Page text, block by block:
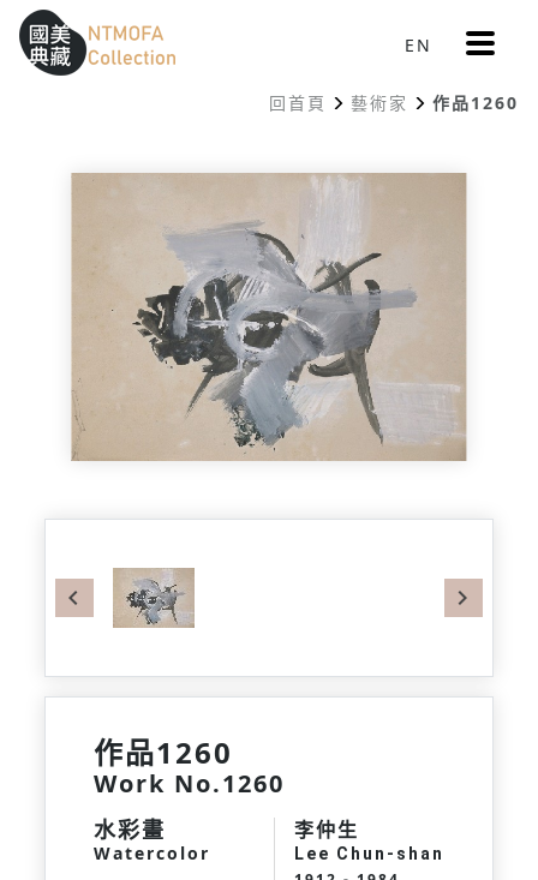
跳到中間主要內容區
網站導覽
::: EN 更
多
單
回首頁 藝術家 作品1260
Previous
作品1260
Work No.1260
水彩畫
Watercolor
李仲生
Lee Chun-shan